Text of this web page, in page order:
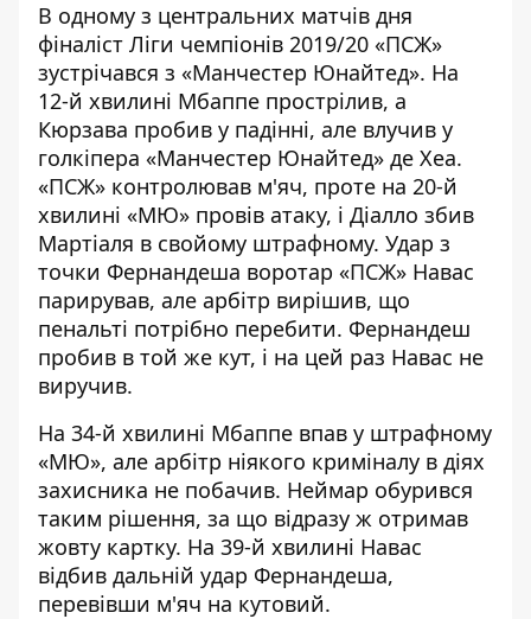
В одному з центральних матчів дня
фіналіст Ліги чемпіонів 2019/20 «ПСЖ»
зустрічався з «Манчестер Юнайтед». На
12-й хвилині Мбаппе прострілив, а
Кюрзава пробив у падінні, але влучив у
голкіпера «Манчестер Юнайтед» де Хеа.
«ПСЖ» контролював м'яч, проте на 20-й
хвилині «МЮ» провів атаку, і Діалло збив
Мартіаля в свойому штрафному. Удар з
точки Фернандеша воротар «ПСЖ» Навас
парирував, але арбітр вирішив, що
пенальті потрібно перебити. Фернандеш
пробив в той же кут, і на цей раз Навас не
виручив.
На 34-й хвилині Мбаппе впав у штрафному
«МЮ», але арбітр ніякого криміналу в діях
захисника не побачив. Неймар обурився
таким рішення, за що відразу ж отримав
жовту картку. На 39-й хвилині Навас
відбив дальній удар Фернандеша,
перевівши м'яч на кутовий.